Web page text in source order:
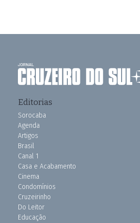
Editorias
Sorocaba
Agenda
Artigos
Brasil
Canal 1
Casa e Acabamento
Cinema
Condomínios
Cruzeirinho
Do Leitor
Educação